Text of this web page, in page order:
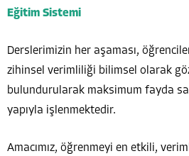
Eğitim Sistemi
Derslerimizin her aşaması,
zihinsel verimliliği bilimsel olarak
bulundurularak maksimum fayda
yapıyla işlenmektedir.
Amacımız, öğrenmeyi en etkili,